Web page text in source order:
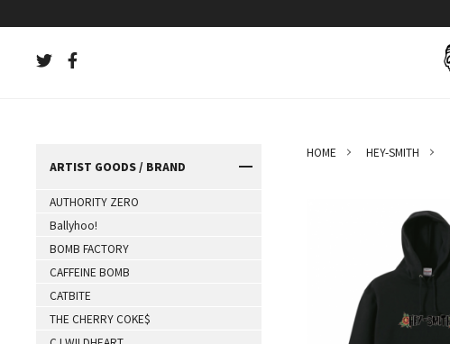
HOME HEY-SMITH
ARTIST GOODS / BRAND
AUTHORITY ZERO
Ballyhoo!
BOMB FACTORY
CAFFEINE BOMB
CATBITE
THE CHERRY COKE$